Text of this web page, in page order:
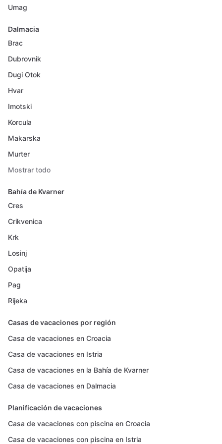
Umag
Dalmacia
Brac
Dubrovnik
Dugi Otok
Hvar
Imotski
Korcula
Makarska
Murter
Mostrar todo
Bahía de Kvarner
Cres
Crikvenica
Krk
Losinj
Opatija
Pag
Rijeka
Casas de vacaciones por región
Casa de vacaciones en Croacia
Casa de vacaciones en Istria
Casa de vacaciones en la Bahía de Kvarner
Casa de vacaciones en Dalmacia
Planificación de vacaciones
Casa de vacaciones con piscina en Croacia
Casa de vacaciones con piscina en Istria